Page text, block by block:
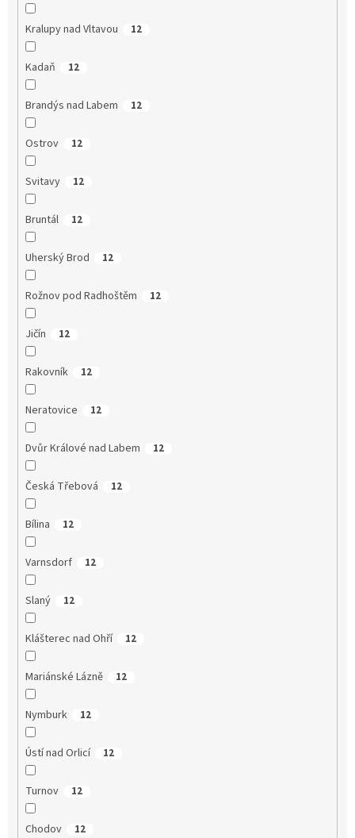
Kralupy nad Vltavou 12
Kadaň 12
Brandýs nad Labem 12
Ostrov 12
Svitavy 12
Bruntál 12
Uherský Brod 12
Rožnov pod Radhoštěm 12
Jičín 12
Rakovník 12
Neratovice 12
Dvůr Králové nad Labem 12
Česká Třebová 12
Bílina 12
Varnsdorf 12
Slaný 12
Klášterec nad Ohří 12
Mariánské Lázně 12
Nymburk 12
Ústí nad Orlicí 12
Turnov 12
Chodov 12